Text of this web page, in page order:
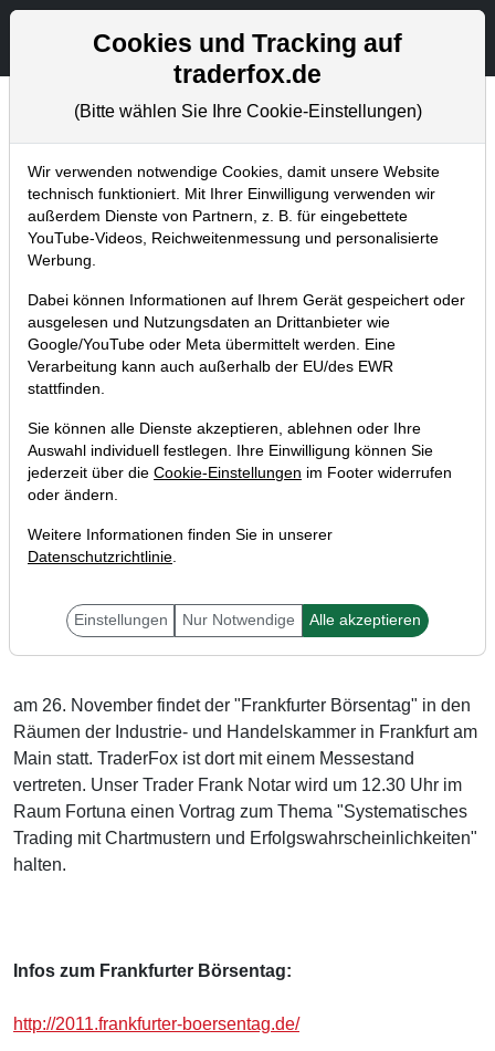
Aktien- und Artikelsuche
Aktuelles
Home Blog Aktuelles
TraderFox mit Seminar auf
dem Frankfurter Börsentag
16.11.2011 um 16:21 Uhr | TraderFox GmbH
am 26. November findet der "Frankfurter Börsentag" in den
Räumen der Industrie- und Handelskammer in Frankfurt am
Main statt. TraderFox ist dort mit einem Messestand
vertreten. Unser Trader Frank Notar wird um 12.30 Uhr im
Raum Fortuna einen Vortrag zum Thema "Systematisches
Trading mit Chartmustern und Erfolgswahrscheinlichkeiten"
halten.
Infos zum Frankfurter Börsentag:
http://2011.frankfurter-boersentag.de/
Cookies und Tracking auf
traderfox.de
(Bitte wählen Sie Ihre Cookie-Einstellungen)
Wir verwenden notwendige Cookies, damit unsere Website
technisch funktioniert. Mit Ihrer Einwilligung verwenden wir
außerdem Dienste von Partnern, z. B. für eingebettete
YouTube-Videos, Reichweitenmessung und personalisierte
Werbung.
Dabei können Informationen auf Ihrem Gerät gespeichert oder
ausgelesen und Nutzungsdaten an Drittanbieter wie
Google/YouTube oder Meta übermittelt werden. Eine
Verarbeitung kann auch außerhalb der EU/des EWR
stattfinden.
Sie können alle Dienste akzeptieren, ablehnen oder Ihre
Auswahl individuell festlegen. Ihre Einwilligung können Sie
jederzeit über die Cookie-Einstellungen im Footer widerrufen
oder ändern.
Weitere Informationen finden Sie in unserer
Datenschutzrichtlinie.
Einstellungen Nur Notwendige Alle akzeptieren